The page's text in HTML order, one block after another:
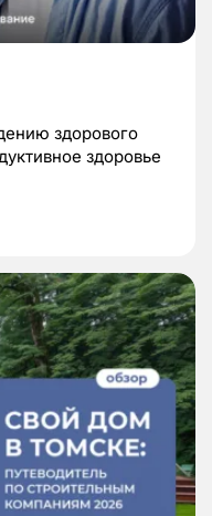
здорового
здоровье